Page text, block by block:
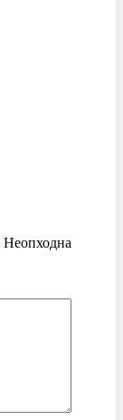
Неопходна